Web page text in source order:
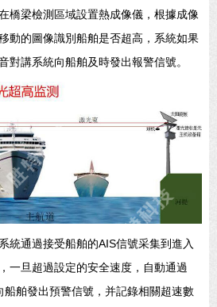
橋梁檢測區域設置熱成像儀，根據成像
動的圖像識別船舶是否超高，系統如果
對講系統向船舶及時發出報警信號。
統通過接受船舶的AIS信號采集到進入
一旦超過設定的安全速度，自動通過
舶發出預警信號，并記錄相關超速數